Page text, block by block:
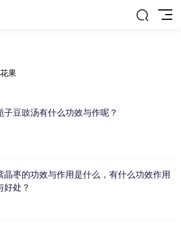
果
子豆豉汤有什么功效与作呢？
晶枣的功效与作用是什么，有什么功效作用
好处？